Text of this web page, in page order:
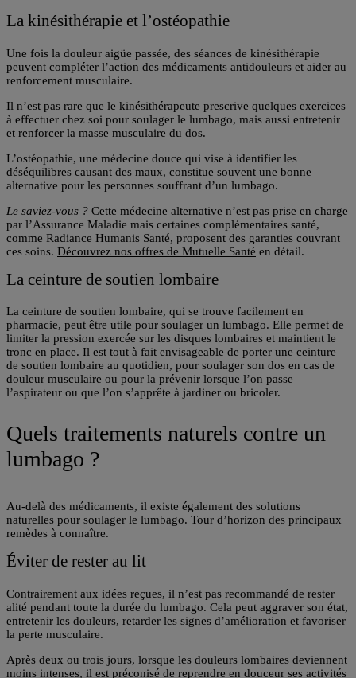
La kinésithérapie et l’ostéopathie
Une fois la douleur aigüe passée, des séances de kinésithérapie
peuvent compléter l’action des médicaments antidouleurs et aider au
renforcement musculaire.
Il n’est pas rare que le kinésithérapeute prescrive quelques exercices
à effectuer chez soi pour soulager le lumbago, mais aussi entretenir
et renforcer la masse musculaire du dos.
L’ostéopathie, une médecine douce qui vise à identifier les
déséquilibres causant des maux, constitue souvent une bonne
alternative pour les personnes souffrant d’un lumbago.
Le saviez-vous ? Cette médecine alternative n’est pas prise en charge
par l’Assurance Maladie mais certaines complémentaires santé,
comme Radiance Humanis Santé, proposent des garanties couvrant
ces soins. Découvrez nos offres de Mutuelle Santé en détail.
La ceinture de soutien lombaire
La ceinture de soutien lombaire, qui se trouve facilement en
pharmacie, peut être utile pour soulager un lumbago. Elle permet de
limiter la pression exercée sur les disques lombaires et maintient le
tronc en place. Il est tout à fait envisageable de porter une ceinture
de soutien lombaire au quotidien, pour soulager son dos en cas de
douleur musculaire ou pour la prévenir lorsque l’on passe
l’aspirateur ou que l’on s’apprête à jardiner ou bricoler.
Quels traitements naturels contre un
lumbago ?
Au-delà des médicaments, il existe également des solutions
naturelles pour soulager le lumbago. Tour d’horizon des principaux
remèdes à connaître.
Éviter de rester au lit
Contrairement aux idées reçues, il n’est pas recommandé de rester
alité pendant toute la durée du lumbago. Cela peut aggraver son état,
entretenir les douleurs, retarder les signes d’amélioration et favoriser
la perte musculaire.
Après deux ou trois jours, lorsque les douleurs lombaires deviennent
moins intenses, il est préconisé de reprendre en douceur ses activités